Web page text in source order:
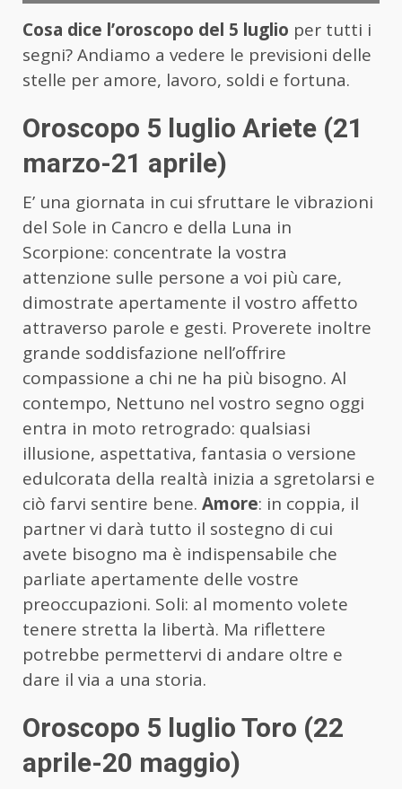
Cosa dice l’oroscopo del 5 luglio per tutti i
segni? Andiamo a vedere le previsioni delle
stelle per amore, lavoro, soldi e fortuna.
Oroscopo 5 luglio Ariete (21
marzo-21 aprile)
E’ una giornata in cui sfruttare le vibrazioni
del Sole in Cancro e della Luna in
Scorpione: concentrate la vostra
attenzione sulle persone a voi più care,
dimostrate apertamente il vostro affetto
attraverso parole e gesti. Proverete inoltre
grande soddisfazione nell’offrire
compassione a chi ne ha più bisogno. Al
contempo, Nettuno nel vostro segno oggi
entra in moto retrogrado: qualsiasi
illusione, aspettativa, fantasia o versione
edulcorata della realtà inizia a sgretolarsi e
ciò farvi sentire bene. Amore: in coppia, il
partner vi darà tutto il sostegno di cui
avete bisogno ma è indispensabile che
parliate apertamente delle vostre
preoccupazioni. Soli: al momento volete
tenere stretta la libertà. Ma riflettere
potrebbe permettervi di andare oltre e
dare il via a una storia.
Oroscopo 5 luglio Toro (22
aprile-20 maggio)